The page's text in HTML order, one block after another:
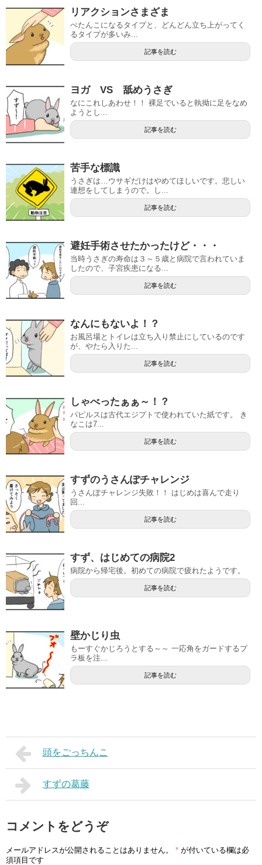
リアクションさまざま
ぺたんこになるタイプと、どんどん立ち上がってく
るタイプが多いみ...
記事を読む
ヨガ VS 舐めうさぎ
なにこれしあわせ！！ 裸足でいると執拗に足をなめ
ようとし...
記事を読む
苦手な標識
うさぎは…ウサギだけはやめてほしいです。悲しい
連想をしてしまうので。し...
記事を読む
避妊手術させたかったけど・・・
当時うさぎの寿命は３～５歳と病院で言われていま
したので、子宮疾患になる...
記事を読む
なんにもないよ！？
お風呂場とトイレは立ち入り禁止にしているのです
が、やたら入りた...
記事を読む
しゃべったぁぁ～！？
パピルスは古代エジプトで使われていた紙です。 き
なこは7...
記事を読む
すずのうさんぽチャレンジ
うさんぽチャレンジ失敗！！ はじめは喜んで走り
回...
記事を読む
すず、はじめての病院2
病院から帰宅後。初めての病院で疲れたようです。
記事を読む
壁かじり虫
もーすぐかじろうとする～～ 一応角をガードするプ
ラ板を注...
記事を読む
頭をごっちんこ
すずの葛藤
コメントをどうぞ
メールアドレスが公開されることはありません。 * が付いている欄は必
須項目です